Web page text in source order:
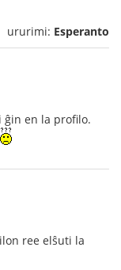
ururimi: Esperanto
ĝin en la profilo.
ree elŝuti la